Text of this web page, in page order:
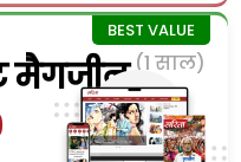
मैगजीन (1 साल)